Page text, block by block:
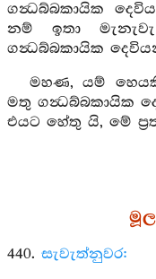
ගන්‍ධබ්බකායික
නම් ඉතා
ගන්‍ධබ්බකායික
මහණ, යම්
මතු ගන්‍ධබ්බකායික
එයට හේතු යි, මේ
440. සැවැත්නුවර: